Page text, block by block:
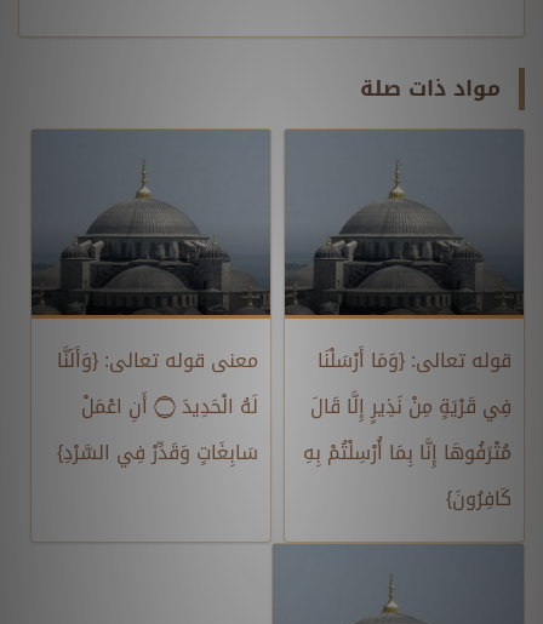
مواد ذات صلة
قوله تعالى: {وَمَا أَرْسَلْنَا
فِي قَرْيَةٍ مِنْ نَذِيرٍ إِلَّا قَالَ
مُتْرَفُوهَا إِنَّا بِمَا أُرْسِلْتُمْ بِهِ
كَافِرُونَ}
معنى قوله تعالى: {وَأَلَنَّا
لَهُ الْحَدِيدَ ۝ أَنِ اعْمَلْ
سَابِغَاتٍ وَقَدِّرْ فِي السَّرْدِ}